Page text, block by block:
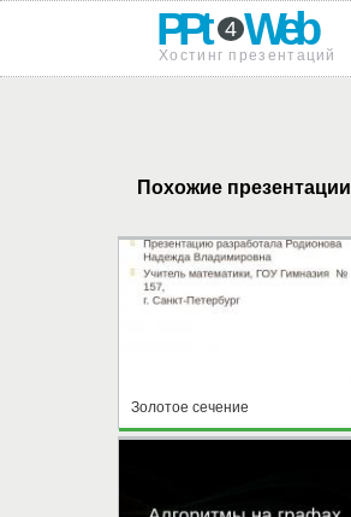
PPt 4 Web
Хостинг презентаций
Похожие презентации
Золотое сечение